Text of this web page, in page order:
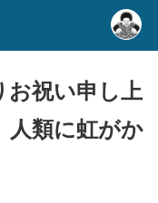
お祝い申し上
人類に虹がか